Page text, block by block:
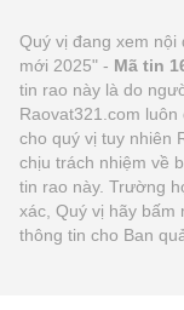
Quý vị đang xem nội
mới 2025" - Mã tin
tin rao này là do
Raovat321.com
cho quý vị tuy nhiên
chịu trách nhiệm về
tin rao này. Trường
xác, Quý vị hãy bấm
thông tin cho Ban